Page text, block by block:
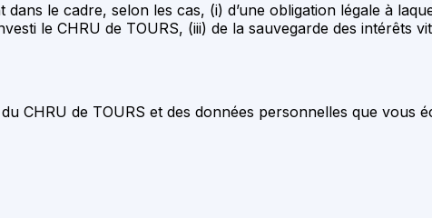
le cadre, selon les cas, (i) d’une obligation légale à
le CHRU de TOURS, (iii) de la sauvegarde des intérêts
CHRU de TOURS et des données personnelles que vous